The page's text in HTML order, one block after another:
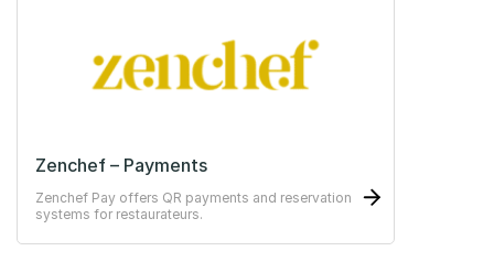
Zenchef – Payments
Zenchef Pay offers QR payments and reservation
systems for restaurateurs.